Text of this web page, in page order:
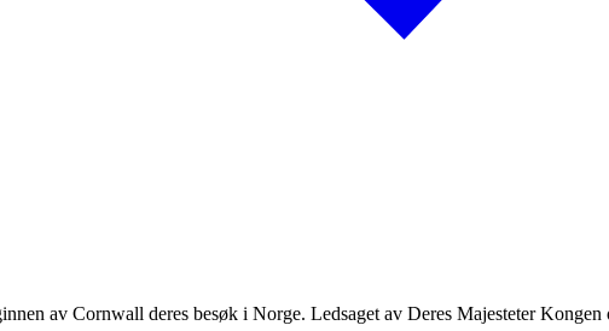
av Cornwall deres besøk i Norge. Ledsaget av Deres Majesteter